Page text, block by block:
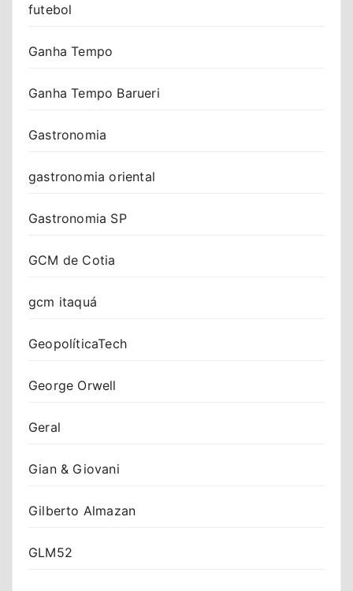
futebol
Ganha Tempo
Ganha Tempo Barueri
Gastronomia
gastronomia oriental
Gastronomia SP
GCM de Cotia
gcm itaquá
GeopolíticaTech
George Orwell
Geral
Gian & Giovani
Gilberto Almazan
GLM52